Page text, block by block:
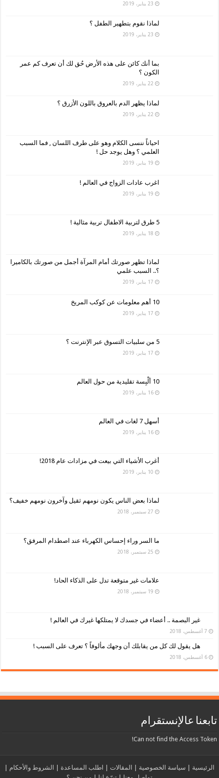
23 يناير، 2019
لماذا نقوم بتطهير الطفل ؟
23 يناير، 2019
بما أنك كائن على هذه الأرض حُق لك أن تعرف كم عمر
الكون ؟
22 يناير، 2019
لماذا يظهر الدم بالعروق باللون الأزرق ؟
22 يناير، 2019
احياناً ننسى الكلام وهو على طرف اللسان , فما السبب
العلمي ؟ وهل يوجد حل !
19 يناير، 2019
اغرب عادات الزواج في العالم !
19 يناير، 2019
5 طرق لتربية الاطفال تربية مثالية !
18 يناير، 2019
لماذا تظهر صورتك أمام المرآة أجمل من صورتك بالكاميرا
؟.. السبب علمي
17 يناير، 2019
10 أهم معلومات عن كوكب المريخ
17 يناير، 2019
5 من سلبيات التسوق عبر الإنترنت ؟
17 يناير، 2019
10 ألْبِسة تقليدية من حول العالم
16 يناير، 2019
أسهل 7 لغات في العالم
16 يناير، 2019
أغرب الأشياء التي بيعت في مزادات عام 2018!
10 يناير، 2019
لماذا بعض الناس يكون نومهم ثقيل وآخرون نومهم خفيف؟
27 سبتمبر، 2018
ما السر وراء إحساس الكهرباء عند اصطدام المرفق؟
25 سبتمبر، 2018
علامات غير متوقعة تدل على الذكاء الحاد!
19 سبتمبر، 2018
غير البصمة .. أعضاء في جسدك لا يمتلكها غيرك في العالم !
7 أغسطس، 2018
هل يقول لك كل من يقابلك أن وجهك مألوفاً ؟ تعرف على السبب !
6 أغسطس، 2018
تابعنا عالإنستقرام
Can not find the Access Token!
الرئيسية سياسة الخصوصية المقالات اطلب المساعدة الشروط والأحكام